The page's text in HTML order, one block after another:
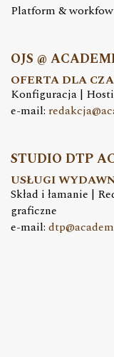
Platform &
OJS @
OFERTA DLA
Konfiguracja |
e-mail:
STUDIO DTP
USŁUGI
Skład i łamanie |
graficzne
e-mail: